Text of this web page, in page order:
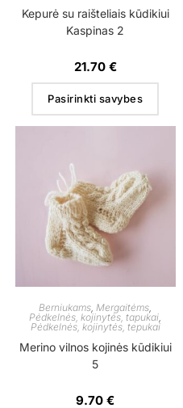
Kepurė su raišteliais kūdikiui
Kaspinas 2
21.70 €
Pasirinkti savybes
Berniukams Mergaitėms
Pėdkelnės, kojinytės, tapukai
Pėdkelnės, kojinytės, tepukai
Merino vilnos kojinės kūdikiui
5
9.70€